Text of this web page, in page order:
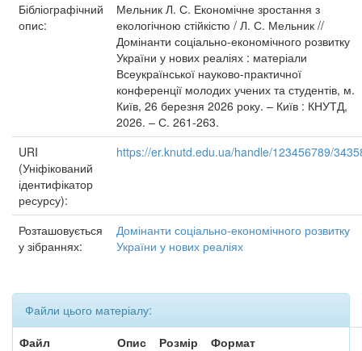
Бібліографічний
опис:
Мельник Л. С. Економічне зростання з
екологічною стійкістю / Л. С. Мельник //
Домінанти соціально-економічного розвитку
України у нових реаліях : матеріали
Всеукраїнської науково-практичної
конференції молодих учених та студентів, м.
Київ, 26 березня 2026 року. – Київ : КНУТД,
2026. – С. 261-263.
URI
(Уніфікований
ідентифікатор
ресурсу):
https://er.knutd.edu.ua/handle/123456789/
Розташовується
у зібраннях:
Домінанти соціально-економічного розвитку
України у нових реаліях
Файли цього матеріалу:
Файл
Опис Розмір
Формат